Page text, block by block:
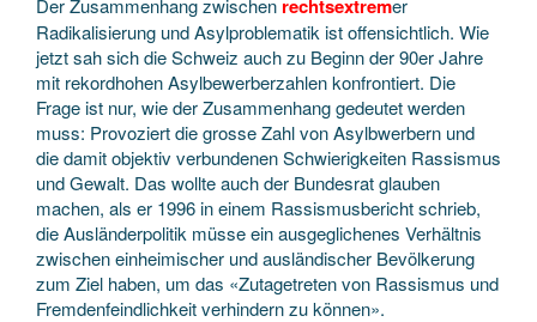
rechtsextrem
Radikalisierung und Asylproblematik ist offensichtlich. Wie
jetzt sah sich die Schweiz auch zu Beginn der 90er Jahre
mit rekordhohen Asylbewerberzahlen konfrontiert. Die
Frage ist nur, wie der Zusammenhang gedeutet werden
muss: Provoziert die grosse Zahl von Asylbwerbern und
die damit objektiv verbundenen Schwierigkeiten Rassismus
und Gewalt. Das wollte auch der Bundesrat glauben
machen, als er 1996 in einem Rassismusbericht schrieb,
die Ausländerpolitik müsse ein ausgeglichenes Verhältnis
zwischen einheimischer und ausländischer Bevölkerung
zum Ziel haben, um das «Zutagetreten von Rassismus und
Fremdenfeindlichkeit verhindern zu können».